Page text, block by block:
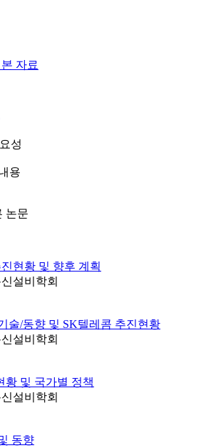
자료
성
용
논문
현황 및 향후 계획
설비학회
술/동향 및 SK텔레콤 추진현황
설비학회
황 및 국가별 정책
설비학회
동향